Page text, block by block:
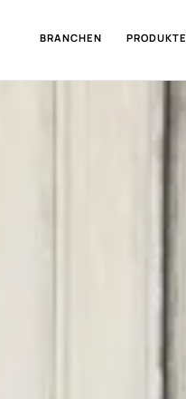
BRANCHEN PRODUKTE